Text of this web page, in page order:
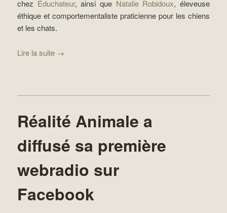
chez Éduchateur, ainsi que Natalie Robidoux, éleveuse
éthique et comportementaliste praticienne pour les chiens
et les chats.
Lire la suite →
Réalité Animale a
diffusé sa première
webradio sur
Facebook